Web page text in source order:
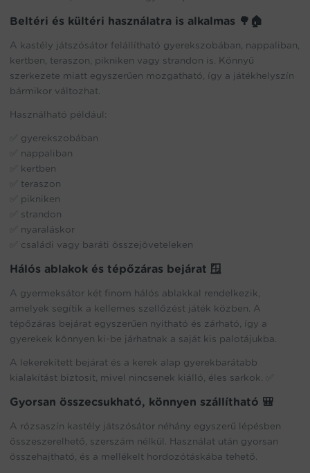
Beltéri és kültéri használatra is alkalmas 🌳🏠
A kastély játszósátor felállítható gyerekszobában, nappaliban,
kertben, teraszon, pikniken vagy strandon is. Könnyű
szerkezete miatt egyszerűen mozgatható, így a játékhelyszín
bármikor változhat.
Használható például:
✅ gyerekszobában
✅ nappaliban
✅ kertben
✅ teraszon
✅ pikniken
✅ strandon
✅ nyaraláskor
✅ családi vagy baráti összejöveteleken
Hálós ablakok és tépőzáras bejárat 🪟
A gyermeksátor két finom hálós ablakkal rendelkezik,
amelyek segítik a kellemes szellőzést játék közben. A
tépőzáras bejárat egyszerűen nyitható és zárható, így a
gyerekek könnyen ki-be járhatnak a saját kis palotájukba.
A lekerekített bejárat és a kerek alap gyerekbarátabb
kialakítást biztosít, mivel nincsenek kiálló, éles sarkok. ✅
Gyorsan összecsukható, könnyen szállítható 🎒
A rózsaszín kastély játszósátor néhány egyszerű lépésben
összeszerelhető, szerszám nélkül. Használat után gyorsan
összehajtható, és a mellékelt hordozótáskába tehető.